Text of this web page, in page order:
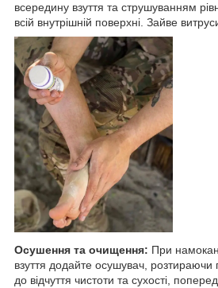
всередину взуття та струшуванням
всій внутрішній поверхні. Зайве
Осушення та очищення: При
взуття додайте осушувач, розтираючи
до відчуття чистоти та сухості,